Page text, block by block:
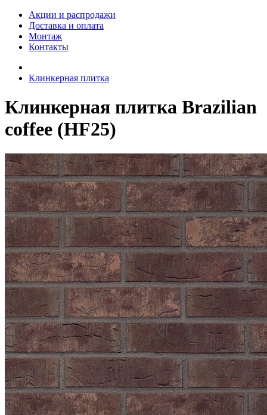
Акции и распродажи
Доставка и оплата
Монтаж
Контакты
Клинкерная плитка
Клинкерная плитка Brazilian
coffee (HF25)